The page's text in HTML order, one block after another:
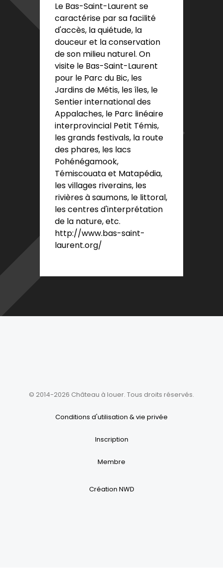
Le Bas-Saint-Laurent se
caractérise par sa facilité
d'accès, la quiétude, la
douceur et la conservation
de son milieu naturel. On
visite le Bas-Saint-Laurent
pour le Parc du Bic, les
Jardins de Métis, les îles, le
Sentier international des
Appalaches, le Parc linéaire
interprovincial Petit Témis,
les grands festivals, la route
des phares, les lacs
Pohénégamook,
Témiscouata et Matapédia,
les villages riverains, les
rivières à saumons, le littoral,
les centres d'interprétation
de la nature, etc.
http://www.bas-saint-
laurent.org/
© 2014-2026 Château à louer. Tous droits réservés.
Conditions d'utilisation & vie privée
Inscription
Membre
Création NWD